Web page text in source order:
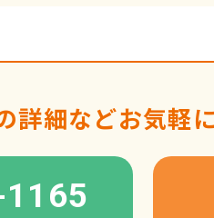
詳細などお気軽